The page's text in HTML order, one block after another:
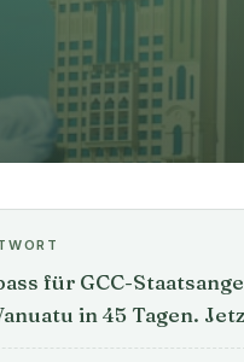
für GCC-
in 45 Tagen.